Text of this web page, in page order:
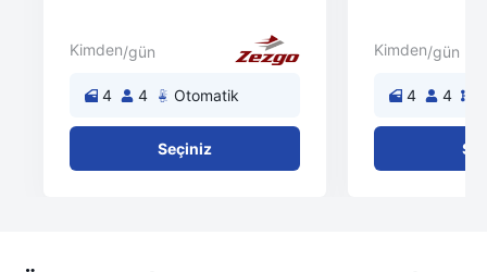
Kimden/gün
4 4 Otomatik
Seçiniz
Kimden/gün
4 4